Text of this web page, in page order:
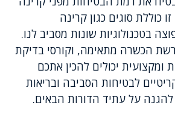
כוללת סוגים כגון קרינה
בטכנולוגיות שונות מסביב לנו.
הכשרה מתאימה, וקורסי בדיקת
ומקצועית יכולים להכין אתכם
לבטיחות הסביבה ובריאות
על עתיד הדורות הבאים.